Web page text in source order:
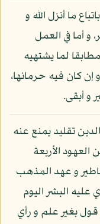
ما أنزل الله و
و أما في العمل
لما يشتهيه
إن كان فيه حرمانها،
و أبقى.
تقليد يمنع عنه
الأربعة
و عهد المذهب
البشر اليوم
بغير علم و رأي